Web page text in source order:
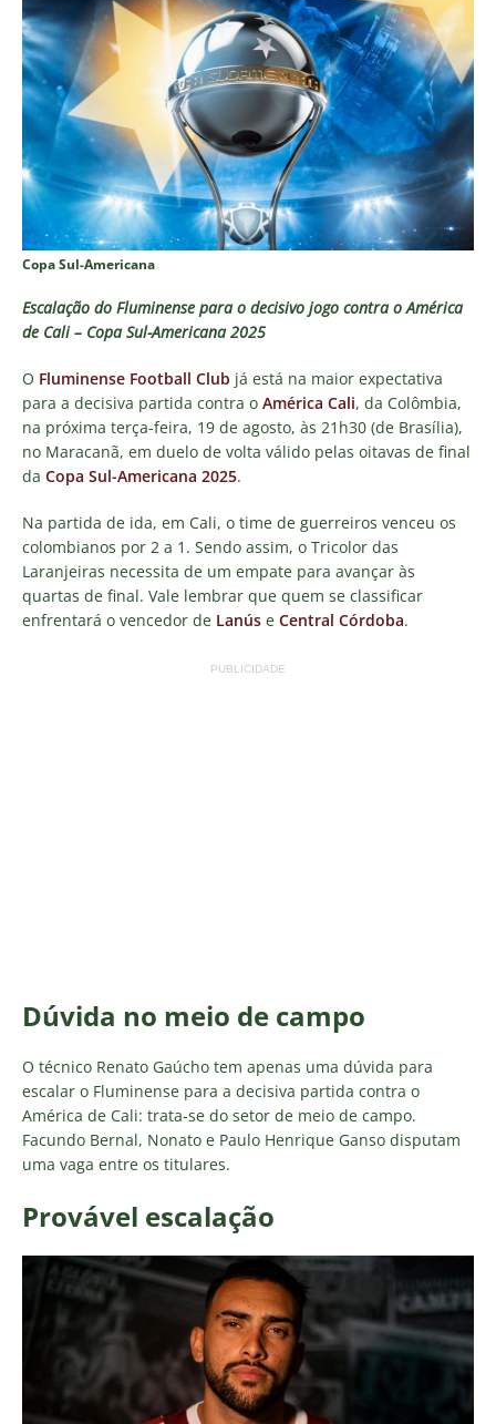
Copa Sul-Americana
Escalação do Fluminense para o decisivo jogo contra o América
de Cali – Copa Sul-Americana 2025
O Fluminense Football Club já está na maior expectativa
para a decisiva partida contra o América Cali, da Colômbia,
na próxima terça-feira, 19 de agosto, às 21h30 (de Brasília),
no Maracanã, em duelo de volta válido pelas oitavas de final
da Copa Sul-Americana 2025.
Na partida de ida, em Cali, o time de guerreiros venceu os
colombianos por 2 a 1. Sendo assim, o Tricolor das
Laranjeiras necessita de um empate para avançar às
quartas de final. Vale lembrar que quem se classificar
enfrentará o vencedor de Lanús e Central Córdoba.
PUBLICIDADE
Dúvida no meio de campo
O técnico Renato Gaúcho tem apenas uma dúvida para
escalar o Fluminense para a decisiva partida contra o
América de Cali: trata-se do setor de meio de campo.
Facundo Bernal, Nonato e Paulo Henrique Ganso disputam
uma vaga entre os titulares.
Provável escalação